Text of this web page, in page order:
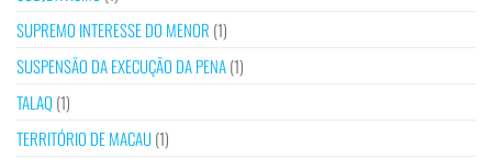
SUPREMO INTERESSE DO MENOR (1)
SUSPENSÃO DA EXECUÇÃO DA PENA(1)
TALAQ(1)
TERRITÓRIO DE MACAU(1)